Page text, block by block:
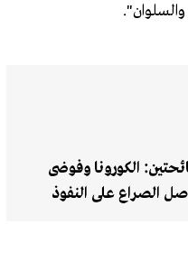
الكورونا وفوضى
الصراع على النفوذ